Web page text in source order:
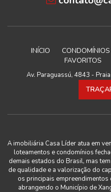
INÍCIO CONDOMÍNIOS
FAVORITOS
Av. Paraguassú, 4843 -
A imobiliária Casa Líder atua em
loteamentos e condomínios
demais estados do Brasil, mas
de qualidade e a valorização do
os principais
abrangendo o Município de